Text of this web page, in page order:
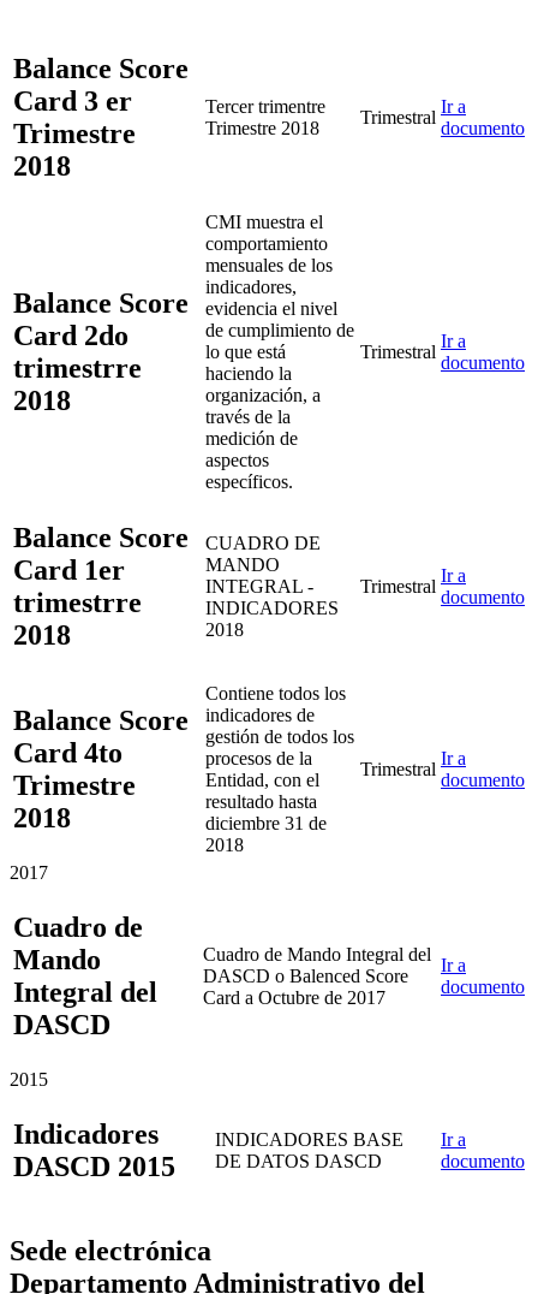
Balance Score
Card 3 er
Trimestre
2018
Tercer trimentre
Trimestre 2018
Trimestral
Ir a
documento
Balance Score
Card 2do
trimestrre
2018
CMI muestra el
comportamiento
mensuales de los
indicadores,
evidencia el nivel
de cumplimiento de
lo que está
haciendo la
organización, a
través de la
medición de
aspectos
específicos.
Trimestral
Ir a
documento
Balance Score
Card 1er
trimestrre
2018
CUADRO DE
MANDO
INTEGRAL -
INDICADORES
2018
Trimestral
Ir a
documento
Balance Score
Card 4to
Trimestre
2018
Contiene todos los
indicadores de
gestión de todos los
procesos de la
Entidad, con el
resultado hasta
diciembre 31 de
2018
Trimestral
Ir a
documento
2017
Cuadro de
Mando
Integral del
DASCD
Cuadro de Mando Integral del
DASCD o Balenced Score
Card a Octubre de 2017
Ir a
documento
2015
Indicadores
DASCD 2015
INDICADORES BASE
DE DATOS DASCD
Ir a
documento
Sede electrónica
Departamento Administrativo del